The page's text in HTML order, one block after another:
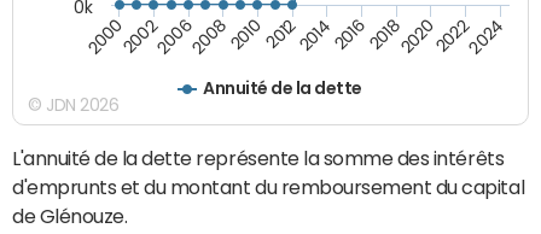
Annuité de la dette
200020022006200820102012201420162018202020222024
0k
© JDN 2026
L'annuité de la dette représente la somme des intérêts
d'emprunts et du montant du remboursement du capital
de Glénouze.